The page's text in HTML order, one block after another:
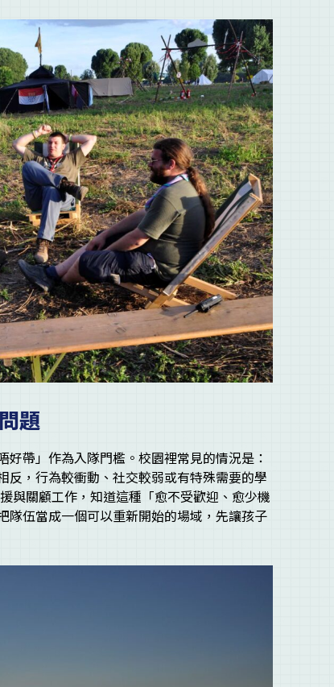
題
帶」作為入隊門檻。校園裡常見的情況是：
，行為較衝動、社交較弱或有特殊需要的學
與關顧工作，知道這種「愈不受歡迎、愈少機
隊伍當成一個可以重新開始的場域，先讓孩子